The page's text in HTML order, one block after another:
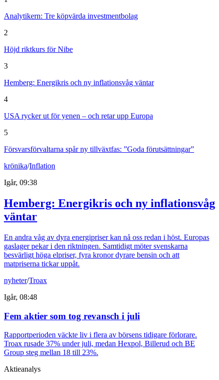
Analytikern: Tre köpvärda investmentbolag
2
Höjd riktkurs för Nibe
3
Hemberg: Energikris och ny inflationsvåg väntar
4
USA rycker ut för yenen – och retar upp Europa
5
Försvarsförvaltarna spår ny tillväxtfas: ”Goda förutsättningar”
krönika/Inflation
Igår, 09:38
Hemberg: Energikris och ny inflationsvåg
väntar
En andra våg av dyra energipriser kan nå oss redan i höst. Europas
gaslager pekar i den riktningen. Samtidigt möter svenskarna
besvärligt höga elpriser, fyra kronor dyrare bensin och att
matpriserna tickar uppåt.
nyheter/Troax
Igår, 08:48
Fem aktier som tog revansch i juli
Rapportperioden väckte liv i flera av börsens tidigare förlorare.
Troax rusade 37% under juli, medan Hexpol, Billerud och BE
Group steg mellan 18 till 23%.
Aktieanalys